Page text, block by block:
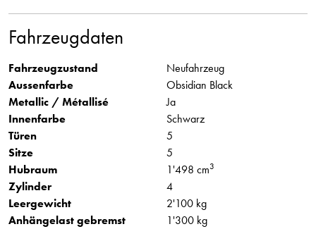
Fahrzeugdaten
Fahrzeugzustand
Neufahrzeug
Aussenfarbe
Obsidian Black
Metallic / Métallisé
Ja
Innenfarbe
Schwarz
Türen
5
Sitze
5
Hubraum
1'498 cm3
Zylinder
4
Leergewicht
2'100 kg
Anhängelast gebremst
1'300 kg